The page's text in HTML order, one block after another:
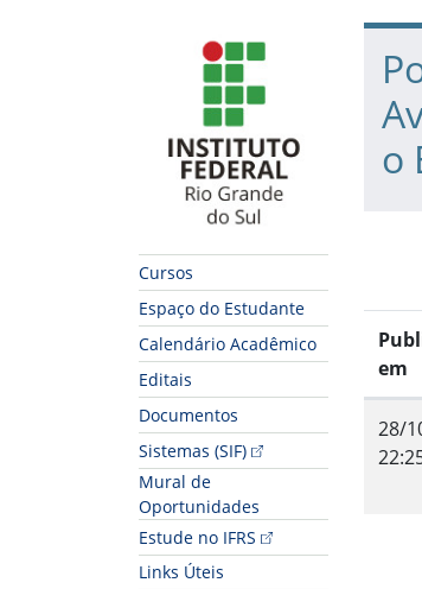
Início da navegação
Cursos
Espaço do Estudante
Calendário Acadêmico
Editais
Documentos
Sistemas (SIF)
Mural de
Oportunidades
Estude no IFRS
Links Úteis
Início
o
em
28/